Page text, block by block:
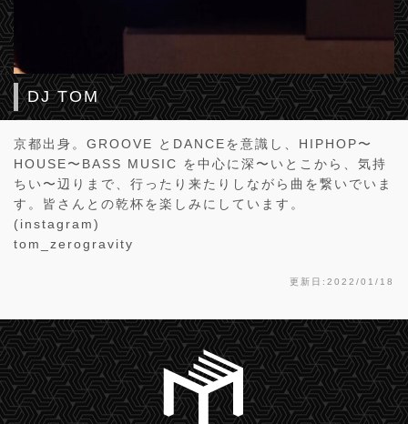
DJ TOM
京都出身。GROOVE とDANCEを意識し、HIPHOP〜
HOUSE〜BASS MUSIC を中心に深〜いとこから、気持
ちい〜辺りまで、行ったり来たりしながら曲を繋いでいま
す。皆さんとの乾杯を楽しみにしています。
(instagram)
tom_zerogravity
更新日:2022/01/18